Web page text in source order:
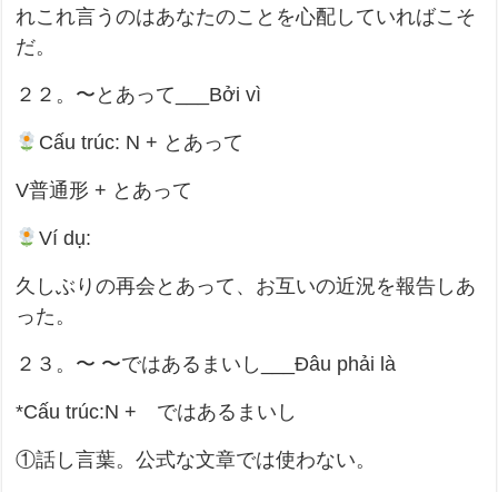
れこれ言うのはあなたのことを心配していればこそ
だ。
２２。〜とあって___Bởi vì
Cấu trúc: N + とあって
V普通形 + とあって
Ví dụ:
久しぶりの再会とあって、お互いの近況を報告しあ
った。
２３。〜 〜ではあるまいし___Đâu phải là
*Cấu trúc:N + ではあるまいし
①話し言葉。公式な文章では使わない。